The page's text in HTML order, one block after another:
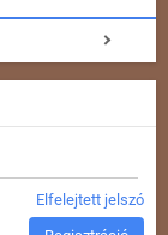
Elfelejtett jelszó